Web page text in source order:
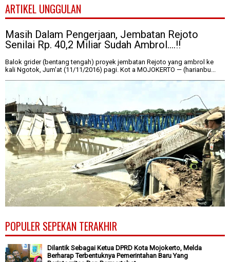
ARTIKEL UNGGULAN
Masih Dalam Pengerjaan, Jembatan Rejoto
Senilai Rp. 40,2 Miliar Sudah Ambrol....!!
Balok grider (bentang tengah) proyek jembatan Rejoto yang ambrol ke
kali Ngotok, Jum'at (11/11/2016) pagi. Kot a MOJOKERTO — (harianbu...
POPULER SEPEKAN TERAKHIR
Dilantik Sebagai Ketua DPRD Kota Mojokerto, Melda
Berharap Terbentuknya Pemerintahan Baru Yang